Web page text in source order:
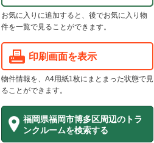
お気に入りに追加すると、後でお気に入り物
件を一覧で見ることができます。
印刷画面を表示
物件情報を、A4用紙1枚にまとまった状態で見
ることができます。
福岡県福岡市博多区周辺のトラ
ンクルームを検索する